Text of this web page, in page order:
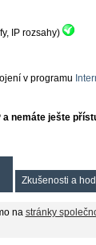
IP rozsahy)
v programu
a nemáte ješte
Zkušenosti a
na stránky